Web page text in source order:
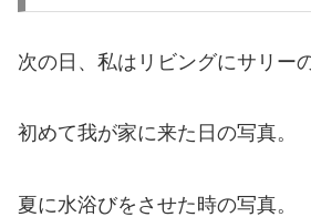
次の日、私はリビングにサリー
初めて我が家に来た日の写真。
夏に水浴びをさせた時の写真。